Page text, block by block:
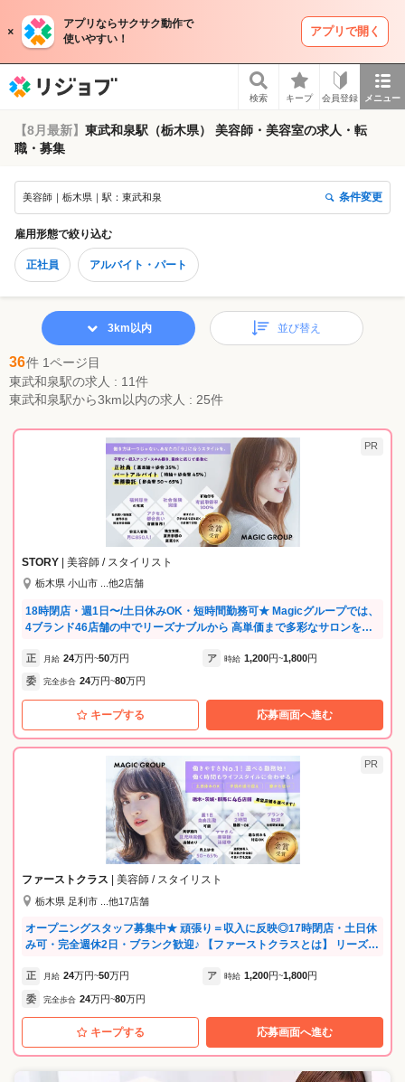
アプリならサクサク動作で
使いやすい！
アプリで開く
検索 キープ 会員登録 メニュー
【8月最新】 東武和泉駅（栃木県） 美容師・美容室の求人・転
職・募集
美容師｜栃木県｜駅：東武和泉 条件変更
雇用形態で絞り込む
正社員 アルバイト・パート
36件 1ページ目
東武和泉駅の求人 : 11件
東武和泉駅から3km以内の求人 : 25件
3km以内 並び替え
PR
STORY | 美容師 / スタイリスト
栃木県 小山市 ...他2店舗
18時閉店・週1日〜/土日休みOK・短時間勤務可★ Magicグループでは、
4ブランド46店舗の中でリーズナブルから 高単価まで多彩なサロンを展
は予約なしで柔軟に、落ち着いたら予約制でじっくり、 ライフステージ
の変化に合わせた環境移行が可能です。 あなたの「今」に最適なスタイ
026年 2店舗 ▶︎ 2026年3月 KAHALA宇都宮 オープン！ 【積極募集エ
リア】 ・栃木エリア（小山・栃木・自治医大・真岡・宇都宮・さくら・
矢板・烏山・足利） ・茨城エリア （筑西・結城・下館） ・群馬県
（みどり・館林） （その他、全46店舗で同時募集中！） --弊社が選ばれ
る理由-- ★ライフスタイルに合わせた働き方を実現！★ ・11時出勤や14
時退勤など短時間勤務も相談可 ・週1日〜／土日休みOK／18時閉店／子
供の行事休みなど休日も自由 ・朝礼／残業一切なし ・急な発熱時のお休
み対応や託児所完備（保育士常駐）など子育て支援も充実 ★20代〜60代
が幅広く活躍中★ ・40代以上の採用も積極的 ・ブランクがある方も安
心！営業時間内に研修あり ・パパママ美容師が多数在籍しています ★働
ことが可能です！ ・ミルボン、プジョリ、イルミナカラーなど、高品質
な商材を揃えています。
正 月給 24万円~50万円 ア 時給 1,200円~1,800円
委 完全歩合 24万円~80万円
キープする 応募画面へ進む
PR
ファーストクラス | 美容師 / スタイリスト
栃木県 足利市 ...他17店舗
オープニングスタッフ募集中★ 頑張り＝収入に反映◎17時閉店・土日休
み可・完全週休2日・ブランク歓迎♪ 【ファーストクラスとは】 リーズナ
約不要なのでお子さんの急な休みなどにも対応できるなど、柔軟な働き
方ができます！ どの店舗も好立地で集客もばっちりです♪ 続々と新店オ
き方」を叶える★ ・結婚・育児など将来のライフイベントを楽しみなが
ら、大好きな美容師を続けられる環境です。 ・子育て中のママ・パパ美
容師も活躍中です！ ・自分の可能性を広げたい、将来は店を持ちたいな
正 月給 24万円 ~50万円 ア 時給 1,200円 ~1,800円
委 完全歩合 24万円~80万円
キープする 応募画面へ進む